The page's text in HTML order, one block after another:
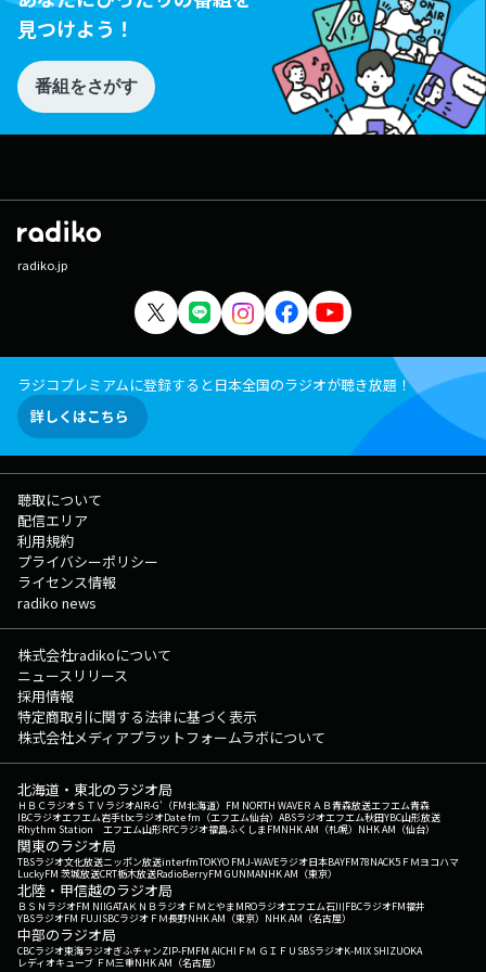
見つけよう！
番組をさがす
radiko.jp
ラジコプレミアムに登録すると日本全国のラジオが聴き放題！
詳しくはこちら
聴取について
配信エリア
利用規約
プライバシーポリシー
ライセンス情報
radiko news
株式会社radikoについて
ニュースリリース
採用情報
特定商取引に関する法律に基づく表示
株式会社メディアプラットフォームラボについて
北海道・東北のラジオ局
ＨＢＣラジオＳＴＶラジオAIR-G'（FM北海道） FM NORTH WAVEＲＡＢ青森放送エフエム青森
IBCラジオエフエム岩手tbcラジオDate fm（エフエム仙台） ABSラジオエフエム秋田YBC山形放送
Rhythm Station エフエム山形RFCラジオ福島ふくしまFMNHK AM（札幌） NHK AM（仙台）
関東のラジオ局
TBSラジオ文化放送ニッポン放送interfmTOKYO FMJ-WAVEラジオ日本BAYFM78NACK5 ＦＭヨコハマ
LuckyFM 茨城放送CRT栃木放送RadioBerryFM GUNMANHK AM（東京）
北陸・甲信越のラジオ局
ＢＳＮラジオFM NIIGATAＫＮＢラジオ ＦＭとやまMROラジオエフエム石川FBCラジオFM福井
YBSラジオFM FUJISBCラジオ ＦＭ長野NHK AM（東京） NHK AM（名古屋）
中部のラジオ局
CBCラジオ東海ラジオぎふチャンZIP-FMFM AICHI ＦＭ ＧＩＦＵ SBSラジオK-MIX SHIZUOKA
レディオキューブ ＦＭ三重NHK AM（名古屋）